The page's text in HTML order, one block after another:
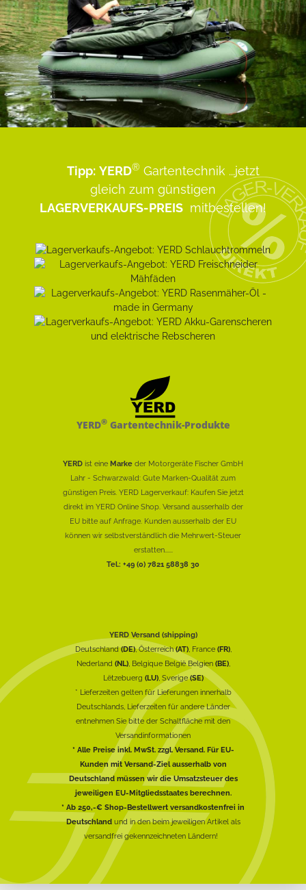
Tipp: YERD® Gartentechnik ...jetzt
gleich zum günstigen
LAGERVERKAUFS-PREIS mitbestellen!
YERD®Gartentechnik-Produkte
YERD ist eine Marke der Motorgeräte Fischer GmbH
Lahr - Schwarzwald: Gute Marken-Qualität zum
günstigen Preis. YERD Lagerverkauf: Kaufen Sie jetzt
direkt im YERD Online Shop. Versand ausserhalb der
EU bitte auf Anfrage. Kunden ausserhalb der EU
können wir selbstverständlich die Mehrwert-Steuer
erstatten......
Tel.: +49 (0) 7821 58838 30
YERD Versand (shipping)
Deutschland(DE), Österreich(AT), France (FR),
Nederland (NL), Belgique België Belgien (BE),
Lëtzebuerg (LU), Sverige(SE)
* Lieferzeiten gelten für Lieferungen innerhalb
Deutschlands, Lieferzeiten für andere Länder
entnehmen Sie bitte der Schaltfläche mit den
Versandinformationen
* Alle Preise inkl. MwSt. zzgl. Versand. Für EU-
Kunden mit Versand-Ziel ausserhalb von
Deutschland müssen wir die Umsatzsteuer des
jeweiligen EU-Mitgliedsstaates berechnen.
* Ab 250,-€ Shop-Bestellwert versandkostenfrei in
Deutschlandund in den beim jeweiligen Artikel als
versandfrei gekennzeichneten Ländern!